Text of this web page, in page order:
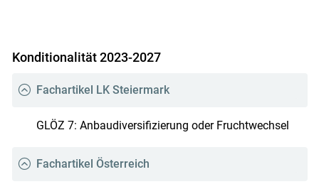
Konditionalität 2023-2027
Fachartikel LK Steiermark
GLÖZ 7: Anbaudiversifizierung oder Fruchtwechsel
Fachartikel Österreich